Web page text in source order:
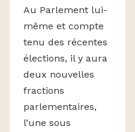
Au Parlement lui-
même et compte
tenu des récentes
élections, il y aura
deux nouvelles
fractions
parlementaires,
l’une sous